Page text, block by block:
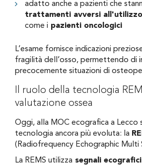
adatto anche a pazienti che
trattamenti avversi
come i pazienti oncologici
L’esame fornisce indicazioni
fragilità dell’osso, permettendo di
precocemente situazioni di
Il ruolo della tecnologia
valutazione ossea
Oggi, alla MOC ecografica a Lecco
tecnologia ancora più evoluta: la
(Radiofrequency Echographic
La REMS utilizza segnali